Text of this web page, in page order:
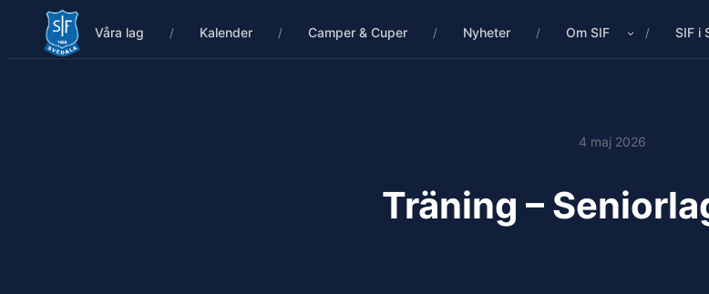
Våra lag Kalender Camper & Cuper Nyheter Om SIF SIF i
4 maj 2026
Träning –